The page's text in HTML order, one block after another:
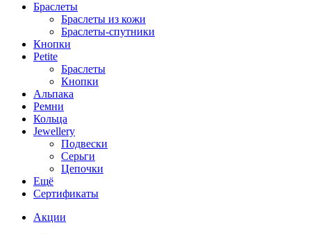
Браслеты
Браслеты из кожи
Браслеты-спутники
Кнопки
Petite
Браслеты
Кнопки
Альпака
Ремни
Кольца
Jewellery
Подвески
Серьги
Цепочки
Ещё
Сертификаты
Акции